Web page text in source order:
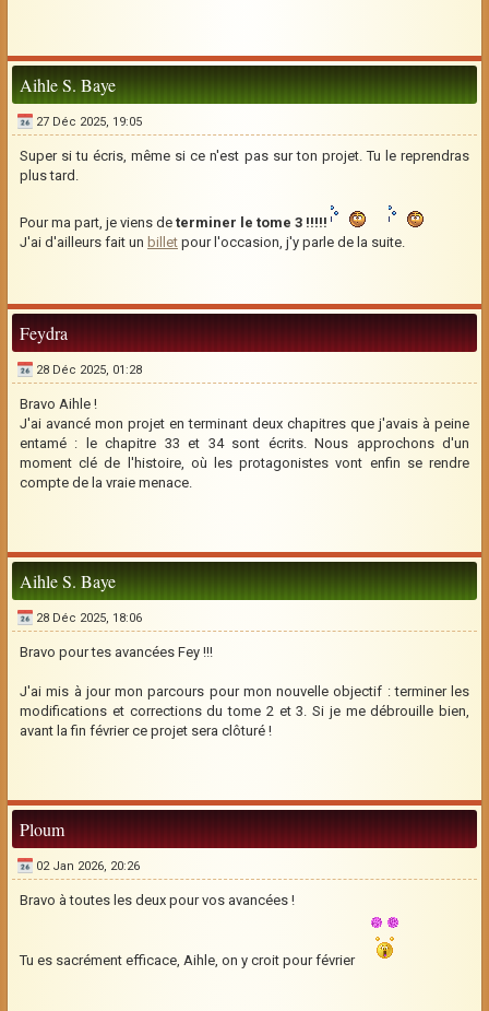
Aihle S. Baye
27 Déc 2025, 19:05
Super si tu écris, même si ce n'est pas sur ton projet. Tu le reprendras
plus tard.
Pour ma part, je viens de terminer le tome 3 !!!!!
J'ai d'ailleurs fait un billet pour l'occasion, j'y parle de la suite.
Feydra
28 Déc 2025, 01:28
Bravo Aihle !
J'ai avancé mon projet en terminant deux chapitres que j'avais à peine
entamé : le chapitre 33 et 34 sont écrits. Nous approchons d'un
moment clé de l'histoire, où les protagonistes vont enfin se rendre
compte de la vraie menace.
Aihle S. Baye
28 Déc 2025, 18:06
Bravo pour tes avancées Fey !!!
J'ai mis à jour mon parcours pour mon nouvelle objectif : terminer les
modifications et corrections du tome 2 et 3. Si je me débrouille bien,
avant la fin février ce projet sera clôturé !
Ploum
02 Jan 2026, 20:26
Bravo à toutes les deux pour vos avancées !
Tu es sacrément efficace, Aihle, on y croit pour février